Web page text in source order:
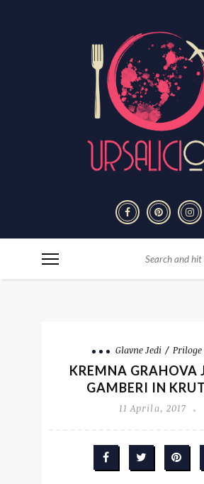
Glavne Jedi Priloge
KREMNA GRAHOVA
GAMBERI IN
11 Aprila, 2017